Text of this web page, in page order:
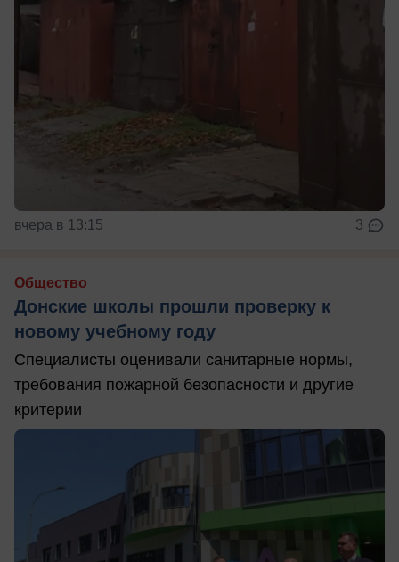
вчера в 13:15 3
Общество
Донские школы прошли проверку к
новому учебному году
Специалисты оценивали санитарные нормы,
требования пожарной безопасности и другие
критерии